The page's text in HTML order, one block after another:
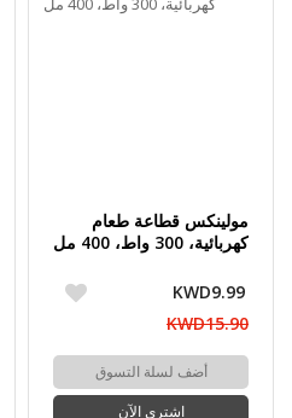
مولينكس قطاعة طعام
كهربائية، 300 واط، 400 مل
KWD9.99
KWD15.90
أضف لسلة التسوق
اشتري الآن